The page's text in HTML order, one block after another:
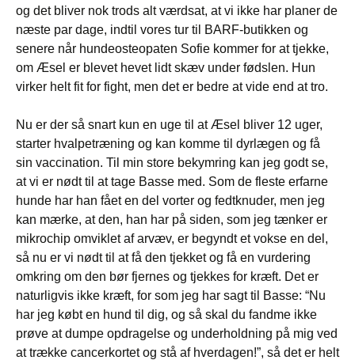
og det bliver nok trods alt værdsat, at vi ikke har planer de
næste par dage, indtil vores tur til BARF-butikken og
senere når hundeosteopaten Sofie kommer for at tjekke,
om Æsel er blevet hevet lidt skæv under fødslen. Hun
virker helt fit for fight, men det er bedre at vide end at tro.
Nu er der så snart kun en uge til at Æsel bliver 12 uger,
starter hvalpetræning og kan komme til dyrlægen og få
sin vaccination. Til min store bekymring kan jeg godt se,
at vi er nødt til at tage Basse med. Som de fleste erfarne
hunde har han fået en del vorter og fedtknuder, men jeg
kan mærke, at den, han har på siden, som jeg tænker er
mikrochip omviklet af arvæv, er begyndt et vokse en del,
så nu er vi nødt til at få den tjekket og få en vurdering
omkring om den bør fjernes og tjekkes for kræft. Det er
naturligvis ikke kræft, for som jeg har sagt til Basse: “Nu
har jeg købt en hund til dig, og så skal du fandme ikke
prøve at dumpe opdragelse og underholdning på mig ved
at trække cancerkortet og stå af hverdagen!”, så det er helt